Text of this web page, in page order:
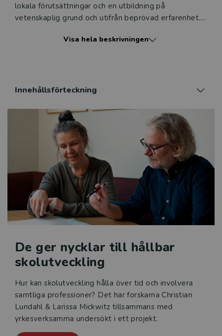
lokala förut­sättningar och en utbildning på
vetenskaplig grund och utifrån beprövad erfarenhet.
människor samt bidra till en hälsofrämjande
perspektiv på skol­utveckling integrerat med ett
utvecklingsprojekt om hållbart lärande. Den vänder
sig till verksamma på alla nivåer som arbetar med
skolutveckling och till rektors- och lärarutbildningen.
Visa hela beskrivningen
Innehållsförteckning
De ger nycklar till hållbar
skolutveckling
Hur kan skolutveckling hålla över tid och involvera
samtliga professioner? Det har forskarna Christian
Lundahl & Larissa Mickwitz tillsammans med
yrkesverksamma undersökt i ett projekt.